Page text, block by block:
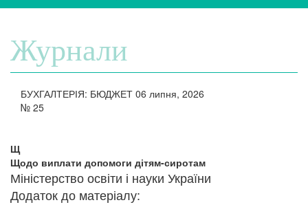
Журнали
БУХГАЛТЕРІЯ: БЮДЖЕТ 06 липня, 2026
№ 25
Щ
Щодо виплати допомоги дітям-сиротам
Міністерство освіти і науки України
​Додаток до матеріалу: